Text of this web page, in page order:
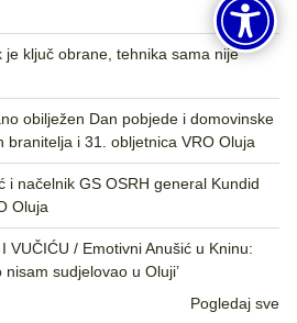
je ključ obrane, tehnika sama nije
obilježen Dan pobjede i domovinske
branitelja i 31. obljetnica VRO Oluja
i načelnik GS OSRH general Kundid
Oluja
VUČIĆU / Emotivni Anušić u Kninu:
sudjelovao u Oluji’
Pogledaj sve